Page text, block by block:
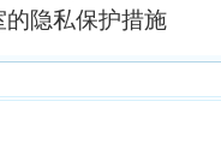
的隐私保护措施